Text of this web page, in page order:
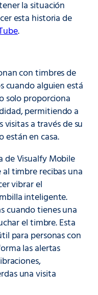
la situación
esta historia de
.
con timbres de
cuando alguien está
solo proporciona
permitiendo a
visitas a través de su
están en casa.
de Visualfy Mobile
timbre recibas una
vibrar el
inteligente.
cuando tienes una
el timbre. Esta
para personas con
las alertas
una visita